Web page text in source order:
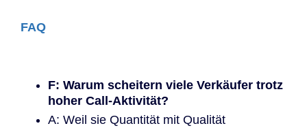
FAQ
F: Warum scheitern viele Verkäufer trotz
hoher Call-Aktivität?
A: Weil sie Quantität mit Qualität